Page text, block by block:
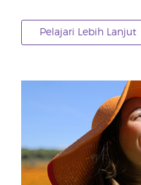
Pelajari Lebih Lanjut